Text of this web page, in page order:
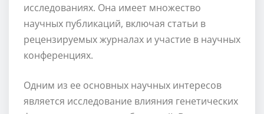
исследованиях. Она имеет множество
научных публикаций, включая статьи в
рецензируемых журналах и участие в научных
конференциях.
Одним из ее основных научных интересов
является исследование влияния генетических